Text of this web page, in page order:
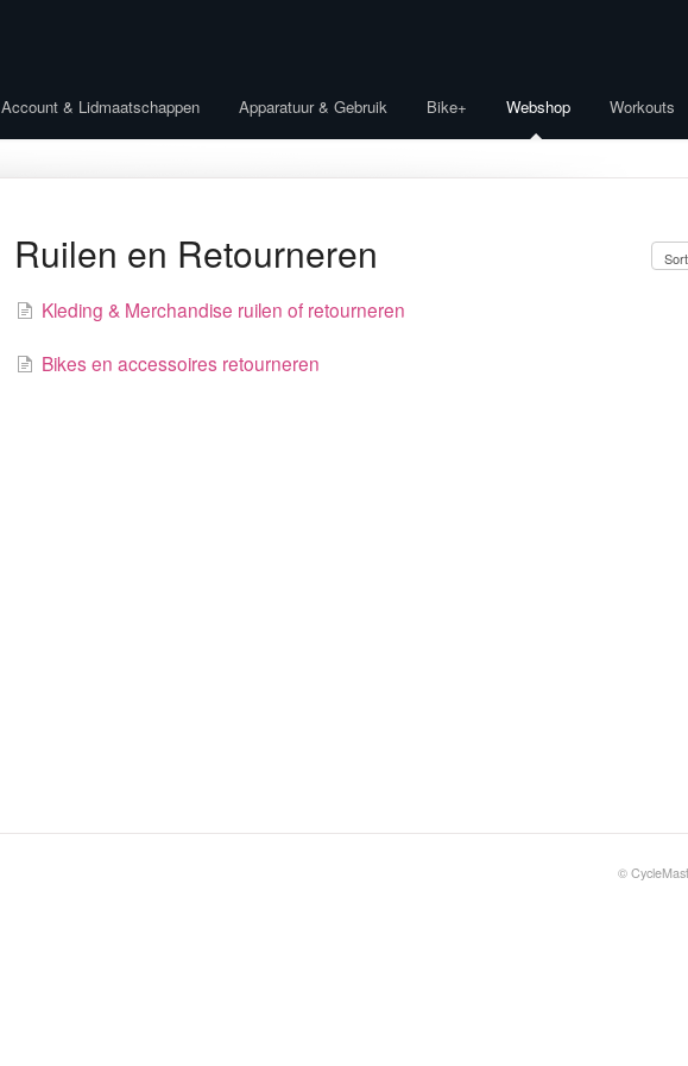
Account & Lidmaatschappen Apparatuur & Gebruik Bike+ Webshop Workouts
Ruilen en Retourneren
Kleding & Merchandise ruilen of retourneren
Bikes en accessoires retourneren
©